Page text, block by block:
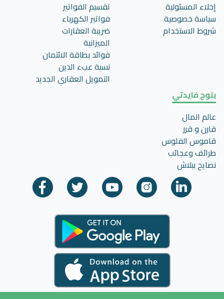
إخلاء المسئولية
سياسة خصوصية
شروط الاستخدام
تقسيم الفواتير
فواتير الكهرباء
ضريبة العقارات
الميزانية
فوائد بطاقة الائتمان
نسبة عبء الدين
التمويل العقاري الجديد
بلوج فايدتي
عالم المال
قارن و قرر
قاموس الفلوس
طرائف وعجائب
نصايح ببلاش